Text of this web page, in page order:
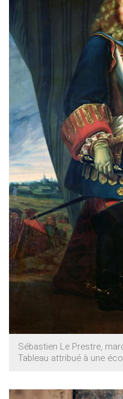
Sébastien Le Prestre,
Tableau attribué à une